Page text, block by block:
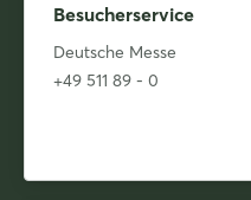
Besucherservice
Deutsche Messe
+49 511 89 - 0